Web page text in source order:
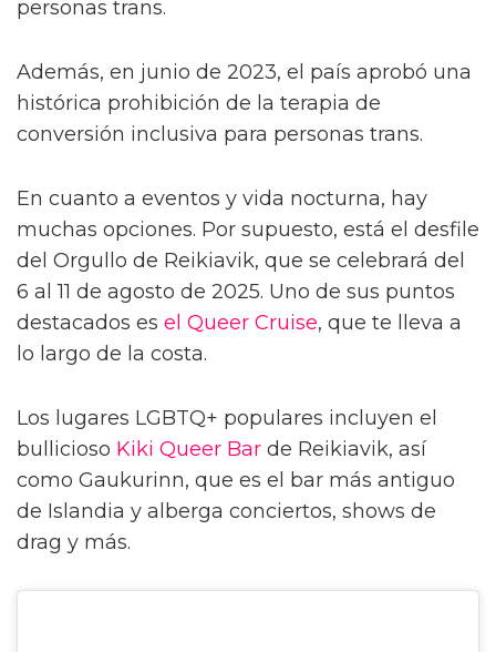
personas trans.
Además, en junio de 2023, el país aprobó una
histórica prohibición de la terapia de
conversión inclusiva para personas trans.
En cuanto a eventos y vida nocturna, hay
muchas opciones. Por supuesto, está el desfile
del Orgullo de Reikiavik, que se celebrará del
6 al 11 de agosto de 2025. Uno de sus puntos
destacados es el Queer Cruise, que te lleva a
lo largo de la costa.
Los lugares LGBTQ+ populares incluyen el
bullicioso Kiki Queer Bar de Reikiavik, así
como Gaukurinn, que es el bar más antiguo
de Islandia y alberga conciertos, shows de
drag y más.